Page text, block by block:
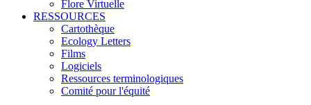
Flore Virtuelle
RESSOURCES
Cartothèque
Ecology Letters
Films
Logiciels
Ressources terminologiques
Comité pour l'équité